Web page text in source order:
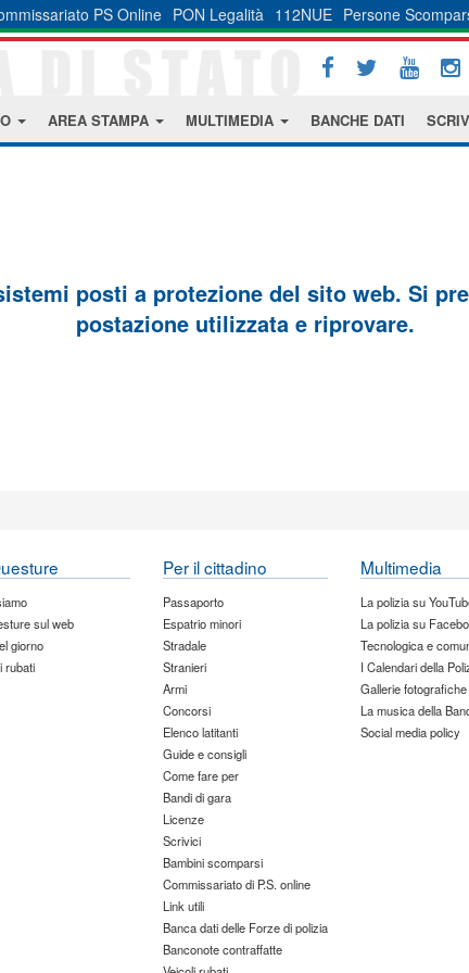
PS Online PON Legalità 112NUE Persone
AREA STAMPA MULTIMEDIA BANCHE DATI
posti a protezione del sito web. Si
postazione utilizzata e riprovare.
sul web
giorno
rubati
Per il cittadino
Passaporto
Espatrio minori
Stradale
Stranieri
Armi
Concorsi
Elenco latitanti
Guide e consigli
Come fare per
Bandi di gara
Licenze
Scrivici
Bambini scomparsi
Commissariato di P.S. online
Link utili
Banca dati delle Forze di polizia
Banconote contraffatte
Multimedia
La polizia su
La polizia su
Tecnologica e
I Calendari della
Gallerie fotografiche
La musica della
Social media policy